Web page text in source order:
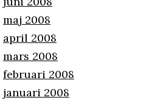
maj 2008
april 2008
mars 2008
februari 2008
januari 2008